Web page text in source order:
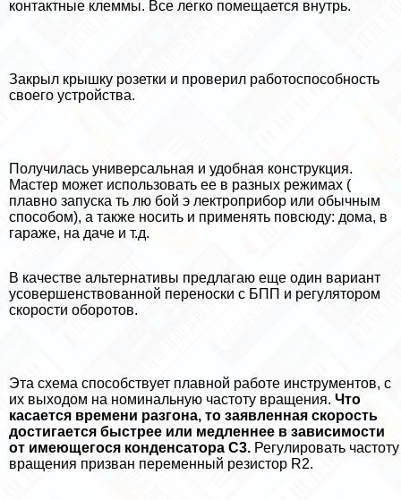
контактные клеммы. Все легко помещается внутрь.
Закрыл крышку розетки и проверил работоспособность
своего устройства.
Получилась универсальная и удобная конструкция.
Мастер может использовать ее в разных режимах (
плавно запуска ть лю бой э лектроприбор или обычным
способом), а также носить и применять повсюду: дома, в
гараже, на даче и т.д.
В качестве альтернативы предлагаю еще один вариант
усовершенствованной переноски с БПП и регулятором
скорости оборотов.
Эта схема способствует плавной работе инструментов, с
их выходом на номинальную частоту вращения. Что
касается времени разгона, то заявленная скорость
достигается быстрее или медленнее в зависимости
от имеющегося конденсатора С3. Регулировать частоту
вращения призван переменный резистор R2.